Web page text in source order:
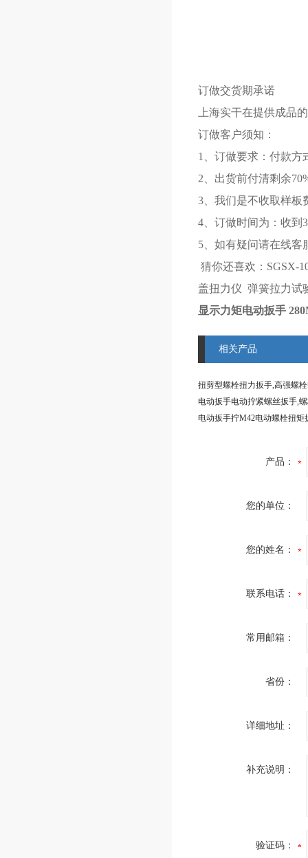
订做交货期承诺
上海实干在提供成品
订做客户须知：
1、订做要求：付款方
2、出货前付清剩余
3、我们是不收取样板
4、订做时间为：收到
5、如有疑问请在线客
猜你还喜欢： SGSX-
盖扭力仪 弹簧拉力试
显示力矩电动扳手
相关产品
产品：
您的单位：
您的姓名：
联系电话：
常用邮箱：
省份：
详细地址：
补充说明：
验证码：